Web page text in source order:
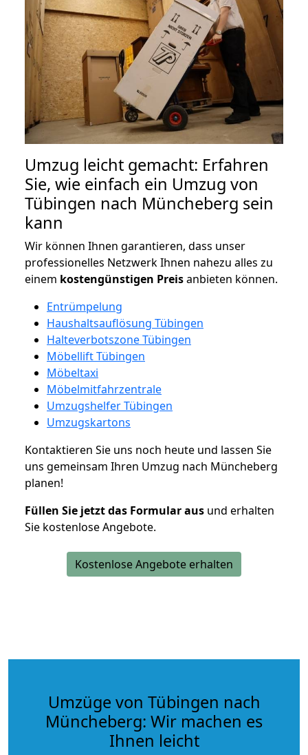
Umzug leicht gemacht: Erfahren
Sie, wie einfach ein Umzug von
Tübingen nach Müncheberg sein
kann
Wir können Ihnen garantieren, dass unser
professionelles Netzwerk Ihnen nahezu alles zu
einem kostengünstigen Preisanbieten können.
Entrümpelung
Haushaltsauflösung Tübingen
Halteverbotszone Tübingen
Möbellift Tübingen
Möbeltaxi
Möbelmitfahrzentrale
Umzugshelfer Tübingen
Umzugskartons
Kontaktieren Sie uns noch heute und lassen Sie
uns gemeinsam Ihren Umzug nach Müncheberg
planen!
Füllen Sie jetzt das Formular aus und erhalten
Sie kostenlose Angebote.
Kostenlose Angebote erhalten
Umzüge von Tübingen nach
Müncheberg: Wir machen es
Ihnen leicht